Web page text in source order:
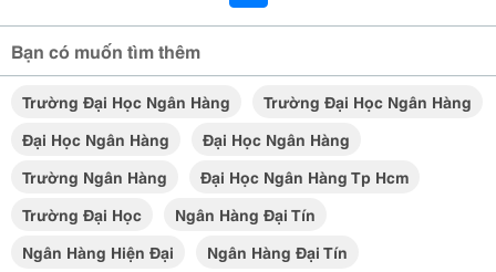
Bạn có muốn tìm thêm
Trường Đại Học Ngân Hàng
Trường Đại Học Ngân Hàng
Đại Học Ngân Hàng
Đại Học Ngân Hàng
Trường Ngân Hàng
Đại Học Ngân Hàng Tp Hcm
Trường Đại Học
Ngân Hàng Đại Tín
Ngân Hàng Hiện Đại
Ngân Hàng Đại Tín